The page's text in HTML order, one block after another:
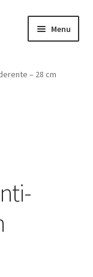
Menu
– 28 cm